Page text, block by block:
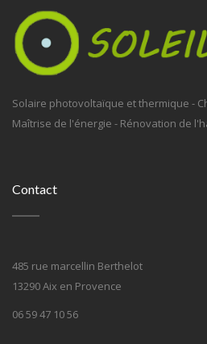
Solaire photovoltaïque et thermique -
Maîtrise de l'énergie - Rénovation de
Contact
485 rue marcellin Berthelot
13290 Aix en Provence
06 59 47 10 56